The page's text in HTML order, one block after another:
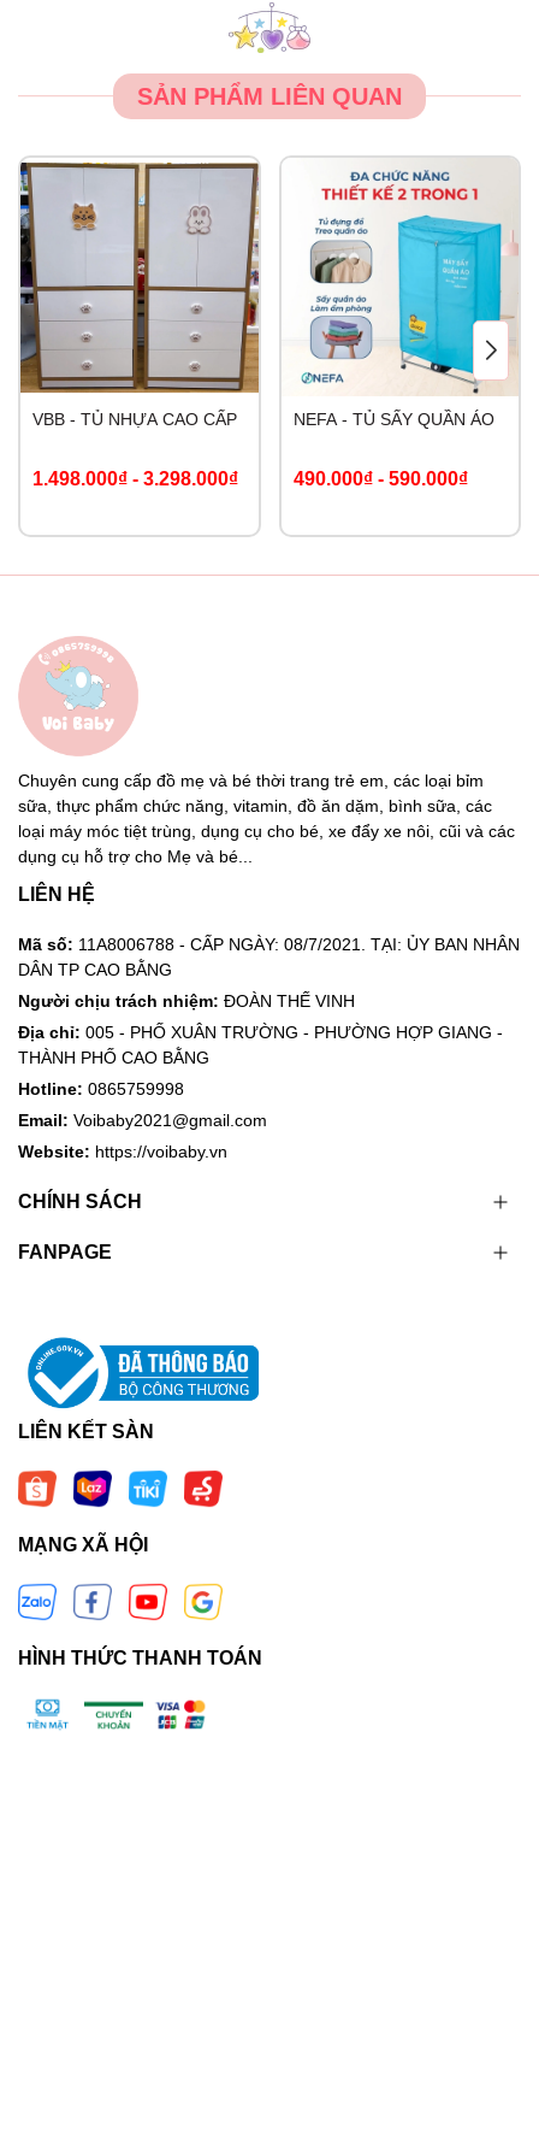
SẢN PHẨM LIÊN QUAN
VBB - TỦ NHỰA CAO CẤP
1.498.000₫ - 3.298.000₫
NEFA - TỦ SẤY QUẦN ÁO
490.000₫- 590.000₫
Chuyên cung cấp đồ mẹ và bé thời trang trẻ em, các loại bỉm
sữa, thực phẩm chức năng, vitamin, đồ ăn dặm, bình sữa, các
loại máy móc tiệt trùng, dụng cụ cho bé, xe đẩy xe nôi, cũi và các
dụng cụ hỗ trợ cho Mẹ và bé...
LIÊN HỆ
Mã số: 11A8006788 - CẤP NGÀY: 08/7/2021. TẠI: ỦY BAN NHÂN
DÂN TP CAO BẰNG
Người chịu trách nhiệm: ĐOÀN THẾ VINH
Địa chỉ: 005 - PHỐ XUÂN TRƯỜNG - PHƯỜNG HỢP GIANG -
THÀNH PHỐ CAO BẰNG
Hotline: 0865759998
Email: Voibaby2021@gmail.com
Website: https://voibaby.vn
CHÍNH SÁCH
FANPAGE
LIÊN KẾT SÀN
MẠNG XÃ HỘI
HÌNH THỨC THANH TOÁN